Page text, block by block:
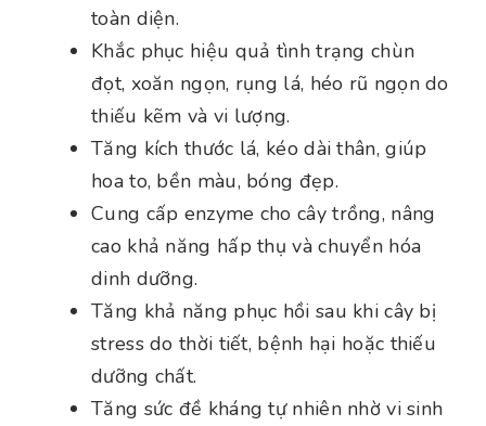
toàn diện.
Khắc phục hiệu quả tình trạng chùn
đọt, xoăn ngọn, rụng lá, héo rũ ngọn do
thiếu kẽm và vi lượng.
Tăng kích thước lá, kéo dài thân, giúp
hoa to, bền màu, bóng đẹp.
Cung cấp enzyme cho cây trồng, nâng
cao khả năng hấp thụ và chuyển hóa
dinh dưỡng.
Tăng khả năng phục hồi sau khi cây bị
stress do thời tiết, bệnh hại hoặc thiếu
dưỡng chất.
Tăng sức đề kháng tự nhiên nhờ vi sinh